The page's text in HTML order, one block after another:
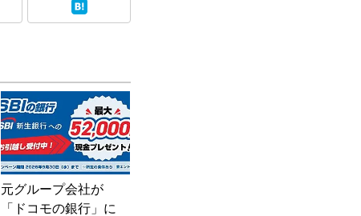
元グループ会社が
「ドコモの銀行」に